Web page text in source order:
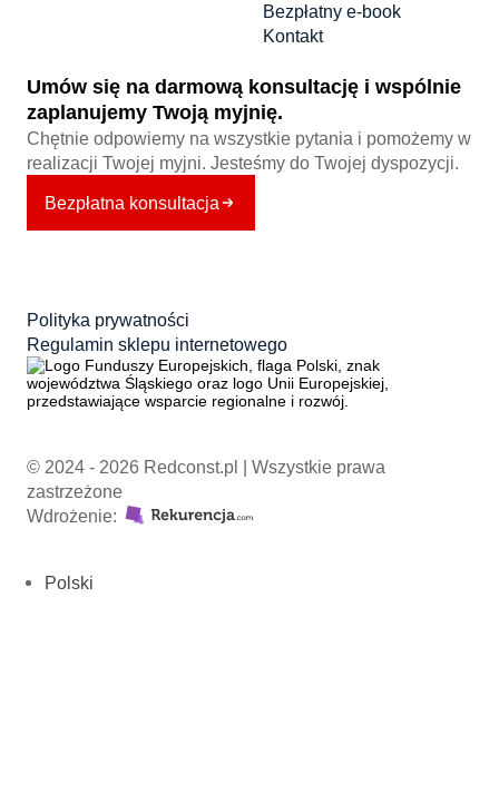
Bezpłatny e-book
Kontakt
Umów się na darmową konsultację i wspólnie
zaplanujemy Twoją myjnię.
Chętnie odpowiemy na wszystkie pytania i pomożemy w
realizacji Twojej myjni. Jesteśmy do Twojej dyspozycji.
Bezpłatna konsultacja
Polityka prywatności
Regulamin sklepu internetowego
© 2024 - 2026 Redconst.pl | Wszystkie prawa
zastrzeżone
Wdrożenie:
Polski